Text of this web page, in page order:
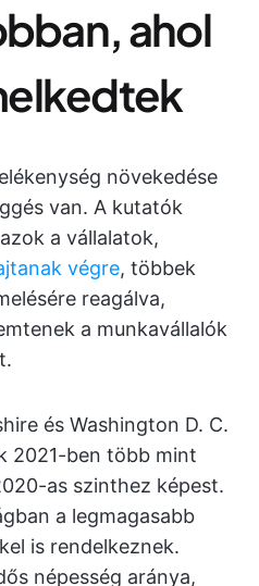
ahol
növekedése
van. A kutatók
a vállalatok,
végre, többek
reagálva,
a munkavállalók
és Washington D. C.
2021-ben több mint
as szinthez képest.
a legmagasabb
is rendelkeznek.
népesség aránya,